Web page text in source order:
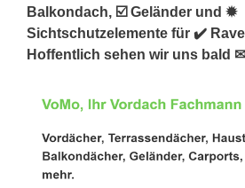
Balkondach, ☑️ Geländer und ✹
Sichtschutzelemente für ✔️
Hoffentlich sehen wir uns bald